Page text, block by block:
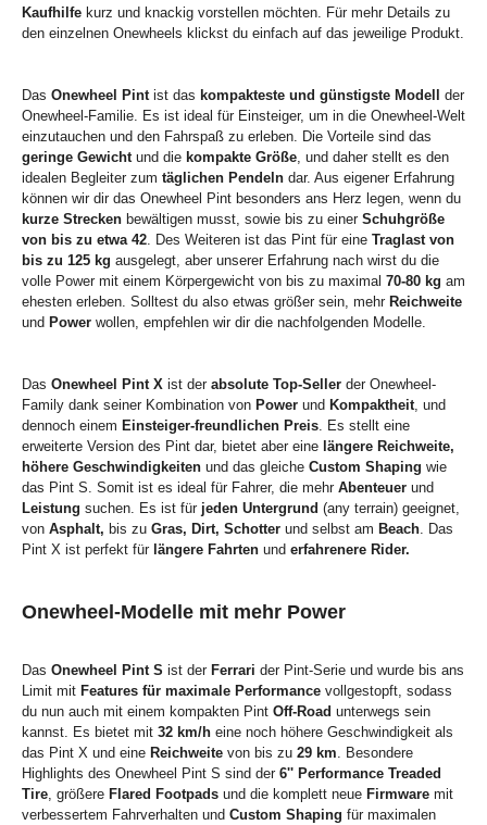
Kaufhilfe kurz und knackig vorstellen möchten. Für mehr Details zu
den einzelnen Onewheels klickst du einfach auf das jeweilige Produkt.
Das Onewheel Pintist das kompakteste und günstigste Modell
der
Onewheel-Familie. Es ist ideal für Einsteiger, um in die Onewheel-Welt
einzutauchen und den Fahrspaß zu erleben. Die Vorteile sind das
geringe Gewichtund die kompakte Größe, und daher stellt es den
idealen Begleiter zum täglichen Pendeln dar. Aus eigener Erfahrung
können wir dir das Onewheel Pint besonders ans Herz legen, wenn du
kurze Strecken bewältigen musst, sowie bis zu einer Schuhgröße
von bis zu etwa 42. Des Weiteren ist das Pint für eine Traglast von
bis zu 125 kg ausgelegt, aber unserer Erfahrung nach wirst du die
volle Power mit einem Körpergewicht von bis zu maximal 70-80 kg am
ehesten erleben. Solltest du also etwas größer sein, mehr Reichweite
und Power wollen, empfehlen wir dir die nachfolgenden Modelle.
Das Onewheel Pint X ist der absolute Top-Seller der Onewheel-
Family dank seiner Kombination von Power und Kompaktheit, und
dennoch einem Einsteiger-freundlichen Preis. Es stellt eine
erweiterte Version des Pint dar, bietet aber eine längere Reichweite,
höhere Geschwindigkeiten und das gleiche Custom Shaping wie
das Pint S. Somit ist es ideal für Fahrer, die mehr Abenteuer und
Leistung suchen. Es ist für jeden Untergrund (any terrain) geeignet,
von Asphalt, bis zu Gras, Dirt, Schotter und selbst am Beach. Das
Pint X ist perfekt für längere Fahrten und erfahrenere Rider.
Onewheel-Modelle mit mehr Power
Das Onewheel Pint S ist der Ferrari der Pint-Serie und wurde bis ans
Limit mit Features für maximale Performance vollgestopft, sodass
du nun auch mit einem kompakten Pint Off-Road unterwegs sein
kannst. Es bietet mit 32 km/h eine noch höhere Geschwindigkeit als
das Pint X und eine Reichweite von bis zu 29 km . Besondere
Highlights des Onewheel Pint S sind der 6'' Performance Treaded
Tire , größere Flared Footpads und die komplett neue Firmware mit
verbessertem Fahrverhalten und Custom Shaping für maximalen